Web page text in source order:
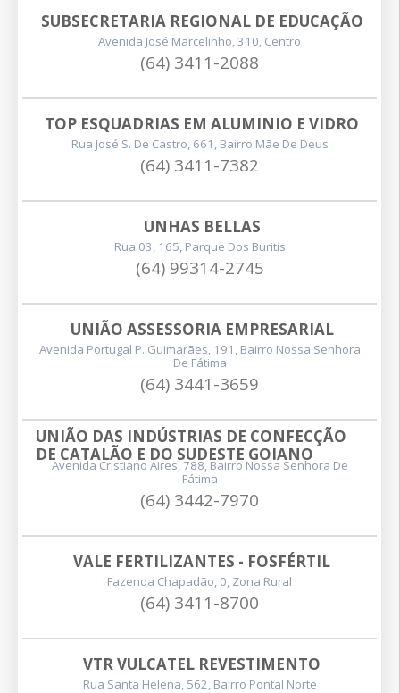
SUBSECRETARIA REGIONAL DE EDUCAÇÃO
Avenida José Marcelinho, 310, Centro
(64) 3411-2088
TOP ESQUADRIAS EM ALUMINIO E VIDRO
Rua José S. De Castro, 661, Bairro Mãe De Deus
(64) 3411-7382
UNHAS BELLAS
Rua 03, 165, Parque Dos Buritis
(64) 99314-2745
UNIÃO ASSESSORIA EMPRESARIAL
Avenida Portugal P. Guimarães, 191, Bairro Nossa Senhora
De Fátima
(64) 3441-3659
UNIÃO DAS INDÚSTRIAS DE CONFECÇÃO
DE CATALÃO E DO SUDESTE GOIANO
Avenida Cristiano Aires, 788, Bairro Nossa Senhora De
Fátima
(64) 3442-7970
VALE FERTILIZANTES - FOSFÉRTIL
Fazenda Chapadão, 0, Zona Rural
(64) 3411-8700
VTR VULCATEL REVESTIMENTO
Rua Santa Helena, 562, Bairro Pontal Norte